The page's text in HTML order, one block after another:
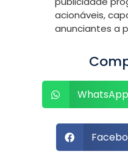
acionáveis,
anunciantes a
WhatsApp